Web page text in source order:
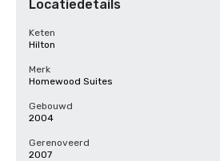
Locatiedetails
Keten
Hilton
Merk
Homewood Suites
Gebouwd
2004
Gerenoveerd
2007